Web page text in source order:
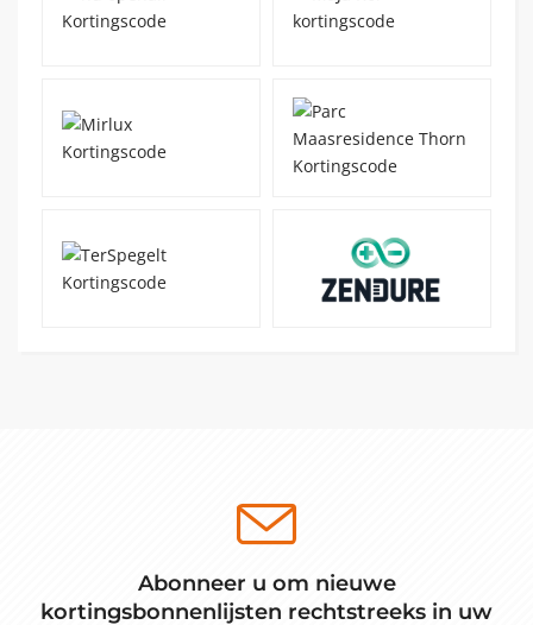
Abonneer u om nieuwe
kortingsbonnenlijsten rechtstreeks in uw